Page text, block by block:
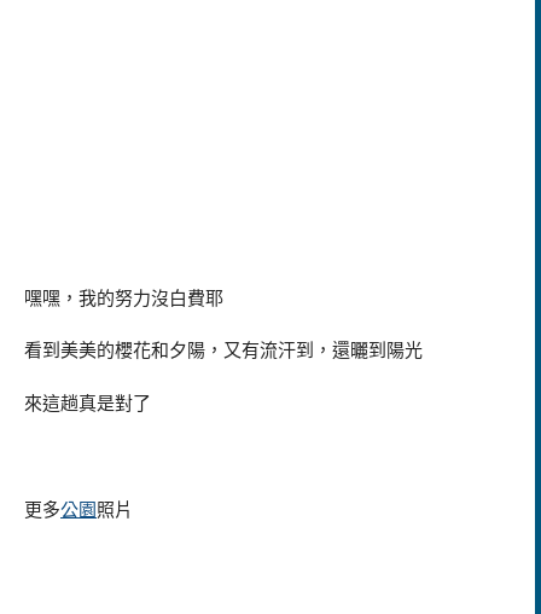
嘿嘿，我的努力沒白費耶
看到美美的櫻花和夕陽，又有流汗到，還曬到陽光
來這趟真是對了
更多公園照片